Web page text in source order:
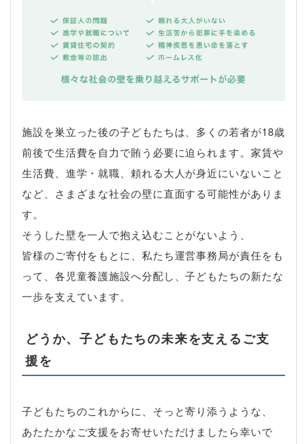
施設を巣立った後の子どもたちは、多くの若者が18歳
前後で生活費を自力で賄う必要に迫られます。家賃や
生活費、進学・就職、頼れる大人が身近にいないこと
など、さまざまな社会の壁に直面する可能性がありま
す。
そうした壁を一人で抱え込むことがないよう、
皆様のご寄付をもとに、私たち運営事務局が責任をも
って、各児童養護施設へ分配し、子どもたちの新たな
一歩を支えています。
どうか、子どもたちの未来を支えるご支
援を
子どもたちのこれからに、そっと寄り添うような、
あたたかなご支援をお寄せいただけましたら幸いで